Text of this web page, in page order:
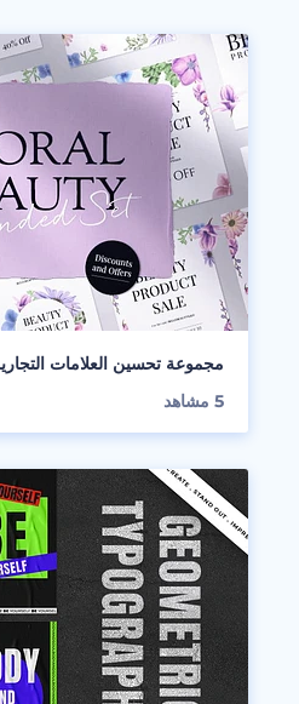
مجموعة تحسين العلامات
5 مشاهد